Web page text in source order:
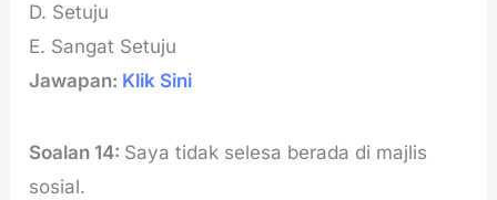
D. Setuju
E. Sangat Setuju
Jawapan: Klik Sini
Soalan 14: Saya tidak selesa berada di majlis
sosial.